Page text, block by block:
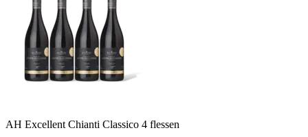
AH Excellent Chianti Classico 4 flessen